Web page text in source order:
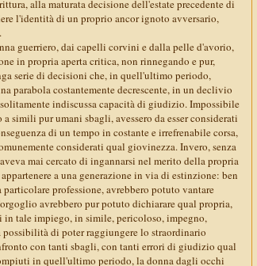
alla maturata decisione dell'estate precedente di
l'identità di un proprio ancor ignoto avversario,
guerriero, dai capelli corvini e dalla pelle d'avorio,
in propria aperta critica, non rinnegando e pur,
serie di decisioni che, in quell'ultimo periodo,
parabola costantemente decrescente, in un declivio
indiscussa capacità di giudizio. Impossibile
simili pur umani sbagli, avessero da esser considerati
di un tempo in costante e irrefrenabile corsa,
considerati qual giovinezza. Invero, senza
mai cercato di ingannarsi nel merito della propria
a una generazione in via di estinzione: ben
professione, avrebbero potuto vantare
avrebbero pur potuto dichiarare qual propria,
tale impiego, in simile, pericoloso, impegno,
di poter raggiungere lo straordinario
con tanti sbagli, con tanti errori di giudizio qual
in quell'ultimo periodo, la donna dagli occhi